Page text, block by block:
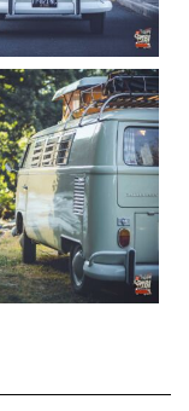
Août 10
177
0
becombi
Août 10
108
0